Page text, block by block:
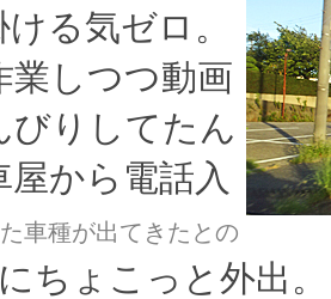
る気ゼロ。
業しつつ動画
びりしてたん
から電話入
た車種が出てきたとの
ちょこっと外出。